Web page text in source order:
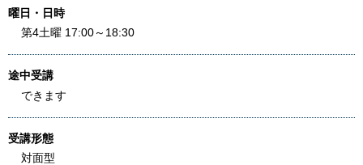
曜日・日時
第4土曜 17:00～18:30
途中受講
できます
受講形態
対面型